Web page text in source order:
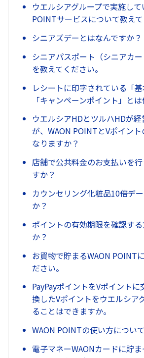
ウエルシアグループで実施して
POINTサービスについて教えて
シニアズデーとはなんですか？
シニアパスポート（シニアカ
を教えてください。
レシートに印字されている「
「キャンペーンポイント」と
ウエルシアHDとツルハHDが
が、WAON POINTとVポイン
なりますか？
店舗で公共料金のお支払いを
すか？
カウンセリング化粧品10倍デ
か？
ポイントの有効期限を確認す
か？
お買物で貯まるWAON POINT
ださい。
PayPayポイントをVポイント
換したVポイントをウエルシア
ることはできますか。
WAON POINTの使い方につい
電子マネーWAONカードに貯ま